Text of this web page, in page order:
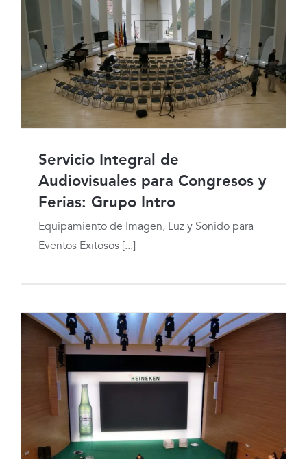
Servicio Integral de Audiovisuales para
Congresos y Ferias: Grupo Intro
Servicio Integral de
Audiovisuales para Congresos y
Ferias: Grupo Intro
Equipamiento de Imagen, Luz y Sonido para
Eventos Exitosos [...]